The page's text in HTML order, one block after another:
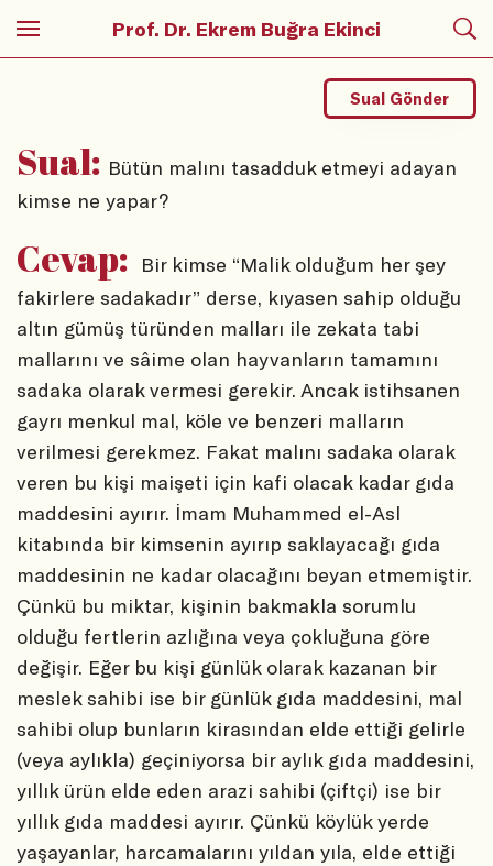
Prof. Dr. Ekrem Buğra Ekinci
Sual: Bütün malını tasadduk etmeyi adayan
kimse ne yapar?
Sual Gönder
Cevap:
Bir kimse “Malik olduğum her şey
fakirlere sadakadır” derse, kıyasen sahip olduğu
altın gümüş türünden malları ile zekata tabi
mallarını ve sâime olan hayvanların tamamını
sadaka olarak vermesi gerekir. Ancak istihsanen
gayrı menkul mal, köle ve benzeri malların
verilmesi gerekmez. Fakat malını sadaka olarak
veren bu kişi maişeti için kafi olacak kadar gıda
maddesini ayırır. İmam Muhammed el-Asl
kitabında bir kimsenin ayırıp saklayacağı gıda
maddesinin ne kadar olacağını beyan etmemiştir.
Çünkü bu miktar, kişinin bakmakla sorumlu
olduğu fertlerin azlığına veya çokluğuna göre
değişir. Eğer bu kişi günlük olarak kazanan bir
meslek sahibi ise bir günlük gıda maddesini, mal
sahibi olup bunların kirasından elde ettiği gelirle
(veya aylıkla) geçiniyorsa bir aylık gıda maddesini,
yıllık ürün elde eden arazi sahibi (çiftçi) ise bir
yıllık gıda maddesi ayırır. Çünkü köylük yerde
yaşayanlar, harcamalarını yıldan yıla, elde ettiği